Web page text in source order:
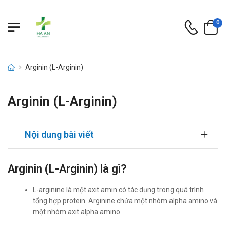
0
Arginin (L-Arginin)
Arginin (L-Arginin)
Nội dung bài viết
Arginin (L-Arginin) là gì?
L-arginine là một axit amin có tác dụng trong quá trình
tổng hợp protein. Arginine chứa một nhóm alpha amino và
một nhóm axit alpha amino.